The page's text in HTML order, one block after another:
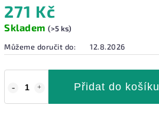
271 Kč
Skladem (>5 ks)
Můžeme doručit do:
12.8.2026
Přidat do košíku